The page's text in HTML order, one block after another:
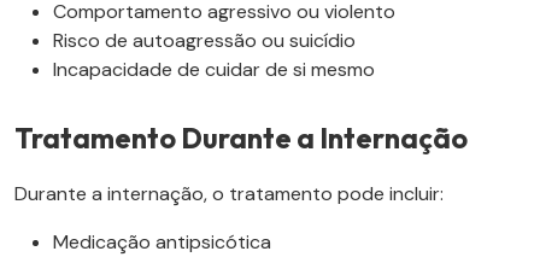
Comportamento agressivo ou violento
Risco de autoagressão ou suicídio
Incapacidade de cuidar de si mesmo
Tratamento Durante a Internação
Durante a internação, o tratamento pode incluir:
Medicação antipsicótica